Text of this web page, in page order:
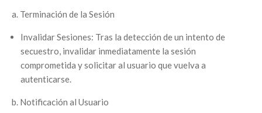
a. Terminación de la Sesión
Invalidar Sesiones: Tras la detección de un intento de
secuestro, invalidar inmediatamente la sesión
comprometida y solicitar al usuario que vuelva a
autenticarse.
b. Notificación al Usuario